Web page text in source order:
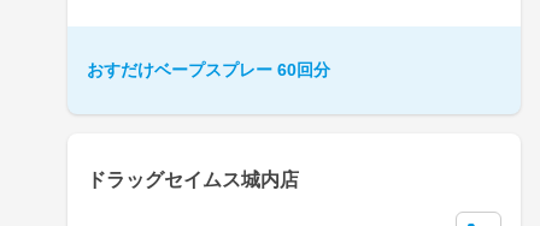
おすだけベープスプレー 60回分
ドラッグセイムス城内店